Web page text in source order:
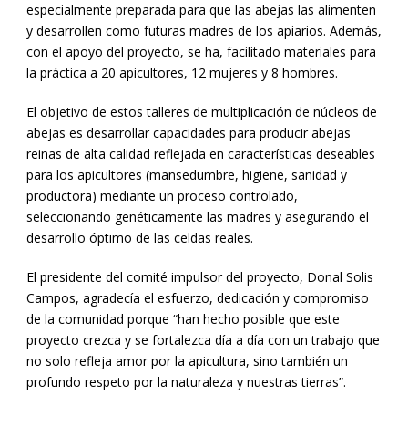
especialmente preparada para que las abejas las alimenten
y desarrollen como futuras madres de los apiarios. Además,
con el apoyo del proyecto, se ha, facilitado materiales para
la práctica a 20 apicultores, 12 mujeres y 8 hombres.
El objetivo de estos talleres de multiplicación de núcleos de
abejas es desarrollar capacidades para producir abejas
reinas de alta calidad reflejada en características deseables
para los apicultores (mansedumbre, higiene, sanidad y
productora) mediante un proceso controlado,
seleccionando genéticamente las madres y asegurando el
desarrollo óptimo de las celdas reales.
El presidente del comité impulsor del proyecto, Donal Solis
Campos, agradecía el esfuerzo, dedicación y compromiso
de la comunidad porque “han hecho posible que este
proyecto crezca y se fortalezca día a día con un trabajo que
no solo refleja amor por la apicultura, sino también un
profundo respeto por la naturaleza y nuestras tierras”.